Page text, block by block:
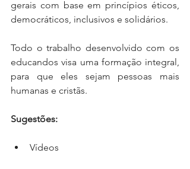
gerais com base em princípios éticos,
democráticos, inclusivos e solidários.
Todo o trabalho desenvolvido com os
educandos visa uma formação integral,
para que eles sejam pessoas mais
humanas e cristãs.
Sugestões:
Vídeos